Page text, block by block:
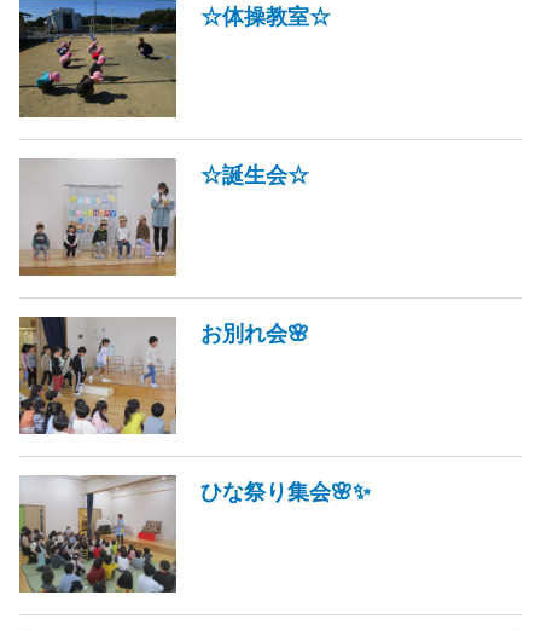
☆体操教室☆
☆誕生会☆
お別れ会🌸
ひな祭り集会🌸✨